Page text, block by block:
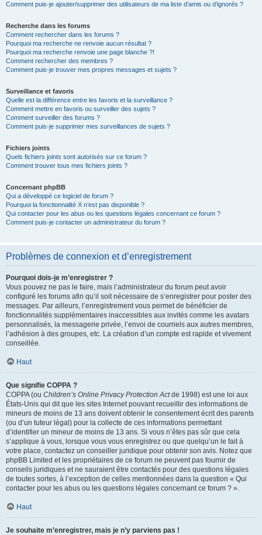
Comment puis-je ajouter/supprimer des utilisateurs de ma liste d’amis ou d’ignorés ?
Recherche dans les forums
Comment rechercher dans les forums ?
Pourquoi ma recherche ne renvoie aucun résultat ?
Pourquoi ma recherche renvoie une page blanche ?!
Comment rechercher des membres ?
Comment puis-je trouver mes propres messages et sujets ?
Surveillance et favoris
Quelle est la différence entre les favoris et la surveillance ?
Comment mettre en favoris ou surveiller des sujets ?
Comment surveiller des forums ?
Comment puis-je supprimer mes surveillances de sujets ?
Fichiers joints
Quels fichiers joints sont autorisés sur ce forum ?
Comment trouver tous mes fichiers joints ?
Concernant phpBB
Qui a développé ce logiciel de forum ?
Pourquoi la fonctionnalité X n’est pas disponible ?
Qui contacter pour les abus ou les questions légales concernant ce forum ?
Comment puis-je contacter un administrateur du forum ?
Problèmes de connexion et d’enregistrement
Pourquoi dois-je m’enregistrer ?
Vous pouvez ne pas le faire, mais l’administrateur du forum peut avoir
configuré les forums afin qu’il soit nécessaire de s’enregistrer pour poster des
messages. Par ailleurs, l’enregistrement vous permet de bénéficier de
fonctionnalités supplémentaires inaccessibles aux invités comme les avatars
personnalisés, la messagerie privée, l’envoi de courriels aux autres membres,
l’adhésion à des groupes, etc. La création d’un compte est rapide et vivement
conseillée.
Haut
Que signifie COPPA ?
COPPA (ou Children’s Online Privacy Protection Actde 1998) est une loi aux
États-Unis qui dit que les sites Internet pouvant recueillir des informations de
mineurs de moins de 13 ans doivent obtenir le consentement écrit des parents
(ou d’un tuteur légal) pour la collecte de ces informations permettant
d’identifier un mineur de moins de 13 ans. Si vous n’êtes pas sûr que cela
s’applique à vous, lorsque vous vous enregistrez ou que quelqu’un le fait à
votre place, contactez un conseiller juridique pour obtenir son avis. Notez que
phpBB Limited et les propriétaires de ce forum ne peuvent pas fournir de
conseils juridiques et ne sauraient être contactés pour des questions légales
de toutes sortes, à l’exception de celles mentionnées dans la question « Qui
contacter pour les abus ou les questions légales concernant ce forum ? ».
Haut
Je souhaite m’enregistrer, mais je n’y parviens pas !